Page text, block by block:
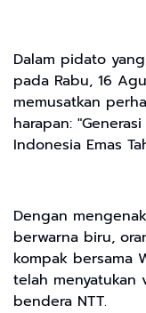
Dalam pidato
pada Rabu, 16
memusatkan
harapan:
Indonesia Emas
Dengan
berwarna biru,
kompak bersama
telah menyatukan
bendera NTT.